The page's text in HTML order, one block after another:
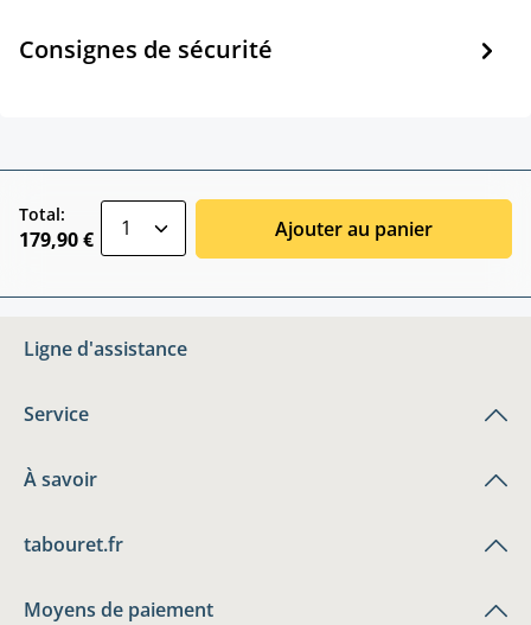
Consignes de sécurité
Total:
179,90 € Ajouter au panier
Ligne d'assistance
Service
À savoir
tabouret.fr
Moyens de paiement